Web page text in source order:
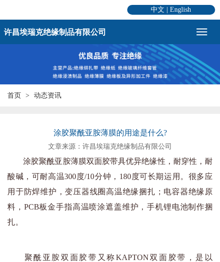
中文 |English
许昌埃瑞克绝缘制品有限公司
首页 动态资讯
涂胶聚酰亚胺薄膜的用途是什么?
文章来源：许昌埃瑞克绝缘制品有限公司
涂胶聚酰亚胺薄膜双面胶带具优异绝缘性，耐穿性，耐
酸碱，可耐高温300度/10分钟，180度可长期运用。很多应
用于防焊维护，变压器线圈高温绝缘捆扎；电容器绝缘原
料，PCB板金手指高温喷涂遮盖维护，手机锂电池制作捆
扎。
聚酰亚胺双面胶带又称KAPTON双面胶带，是以